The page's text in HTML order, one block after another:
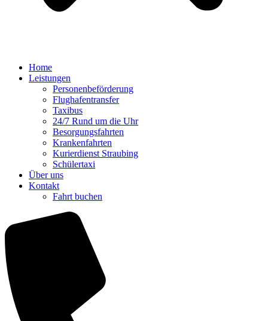
Home
Leistungen
Personenbeförderung
Flughafentransfer
Taxibus
24/7 Rund um die Uhr
Besorgungsfahrten
Krankenfahrten
Kurierdienst Straubing
Schülertaxi
Über uns
Kontakt
Fahrt buchen